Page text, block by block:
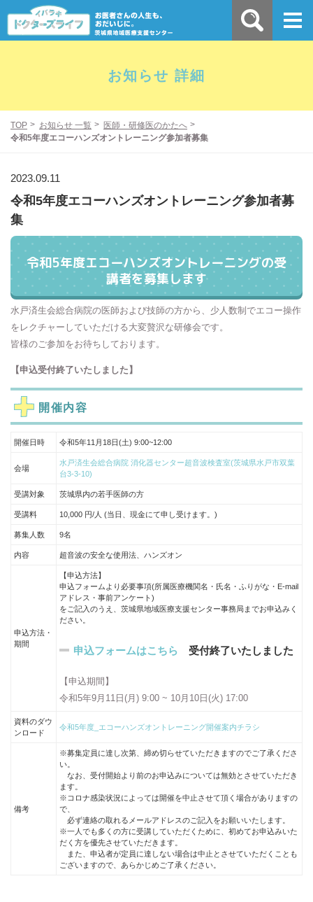
お知らせ 詳細
TOP お知らせ 一覧
医師・研修医のかたへ
令和5年度エコーハンズオントレーニング参加者募集
2023.09.11
令和5年度エコーハンズオントレーニング参加者募
集
令和5年度エコーハンズオントレーニングの受
講者を募集します
水戸済生会総合病院の医師および技師の方から、少人数制でエコー操作
をレクチャーしていただける大変贅沢な研修会です。
皆様のご参加をお待ちしております。
【申込受付終了いたしました】
開催内容
開催日時 令和5年11月18日(土) 9:00~12:00
会場
水戸済生会総合病院 消化器センター超音波検査室(茨城県水戸市双葉
台3-3-10)
受講対象 茨城県内の若手医師の方
受講料 10,000 円/人 (当日、現金にて申し受けます。)
募集人数 9名
内容 超音波の安全な使用法、ハンズオン
申込方法・
期間
【申込方法】
申込フォームより必要事項(所属医療機関名・氏名・ふりがな・E-mail
アドレス・事前アンケート)
をご記入のうえ、茨城県地域医療支援センター事務局までお申込みく
ださい。
申込フォームはこちら 受付終了いたしました
【申込期間】
令和5年9月11日(月) 9:00 ~ 10月10日(火) 17:00
資料のダウ
ンロード
令和5年度_エコーハンズオントレーニング開催案内チラシ
備考
※募集定員に達し次第、締め切らせていただきますのでご了承くださ
い。
なお、受付開始より前のお申込みについては無効とさせていただき
ます。
※コロナ感染状況によっては開催を中止させて頂く場合がありますの
で、
必ず連絡の取れるメールアドレスのご記入をお願いいたします。
※一人でも多くの方に受講していただくために、初めてお申込みいた
だく方を優先させていただきます。
また、申込者が定員に達しない場合は中止とさせていただくことも
ございますので、あらかじめご了承ください。